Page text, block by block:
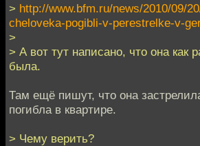
> http://www.bfm.ru/news/2010/09/
cheloveka-pogibli-v-perestrelke-v-
>
> А вот тут написано, что она как
была.
Там ещё пишут, что она
погибла в квартире.
> Чему верить?